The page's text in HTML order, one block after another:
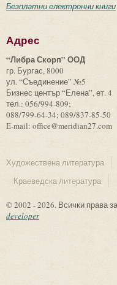
Безплатни електронни книги
Адрес
“Либра Скорп” ООД
гр. Бургас, 8000
ул. “Съединение” №5
Бизнес център “Елена”, ет. 4
тел.: 056/994-809;
088/799-64-34; 089/837-85-50
E-mail: office@meridian27.com
Художествена литература
Краеведска литература
© 2002 - 2026. Всички права
developer